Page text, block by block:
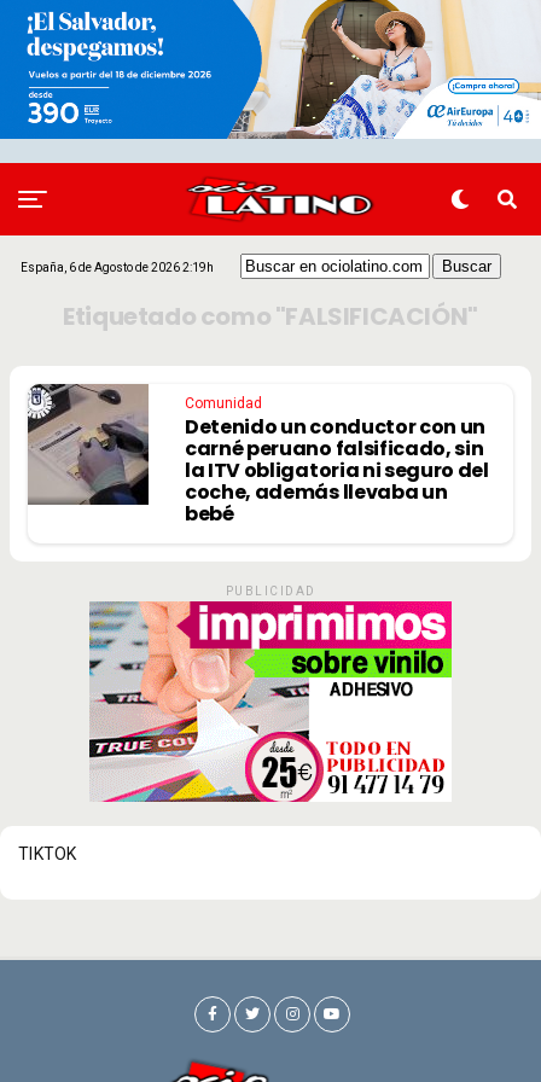
España, 6 de Agosto de 2026 2:19h
Etiquetado como "FALSIFICACIÓN"
Comunidad
Detenido un conductor con un
carné peruano falsificado, sin
la ITV obligatoria ni seguro del
coche, además llevaba un
bebé
PUBLICIDAD
TIKTOK